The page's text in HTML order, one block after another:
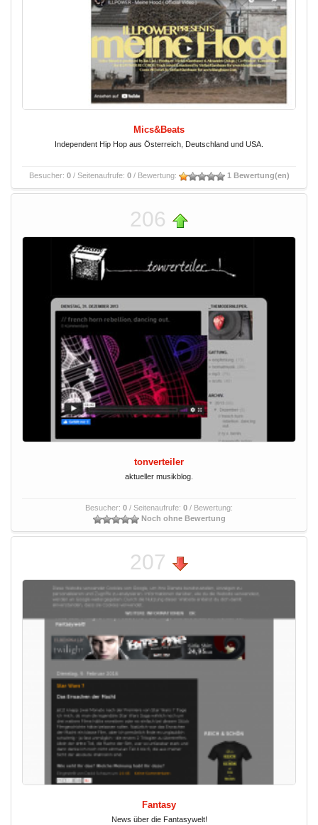
Mics&Beats
Independent Hip Hop aus Österreich, Deutschland und USA.
Besucher: 0/ Seitenaufrufe: 0/ Bewertung: 1 Bewertung(en)
206
tonverteiler
aktueller musikblog.
Besucher: 0 / Seitenaufrufe: 0 / Bewertung:
Noch ohne Bewertung
207
Fantasy
News über die Fantasywelt!